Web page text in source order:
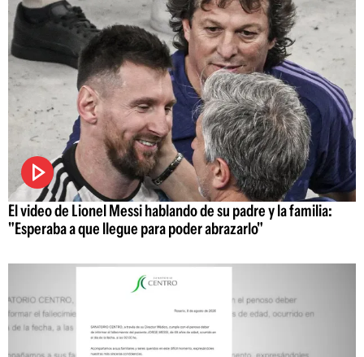
El video de Lionel Messi hablando de su padre y la familia:
"Esperaba a que llegue para poder abrazarlo"